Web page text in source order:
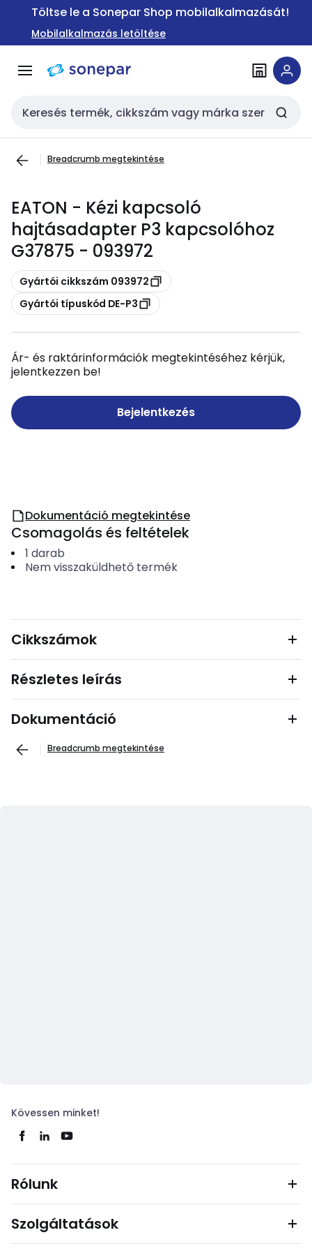
Ugrás a
Ugrás a
tartalomra
Töltse le a Sonepar Shop mobilalkalmazását!
Mobilalkalmazás letöltése
Keresési bemenet
Breadcrumb megtekintése
EATON - Kézi kapcsoló
hajtásadapter P3 kapcsolóhoz
G37875 - 093972
Másolás
Gyártói cikkszám 093972
Másolás
Gyártói típuskód DE-P3
Ár- és raktárinformációk megtekintéséhez kérjük,
jelentkezzen be!
Bejelentkezés
Dokumentáció megtekintése
Csomagolás és feltételek
1 darab
Nem visszaküldhető termék
Cikkszámok
Részletes leírás
Dokumentáció
Breadcrumb megtekintése
Kövessen minket!
Rólunk
Szolgáltatások